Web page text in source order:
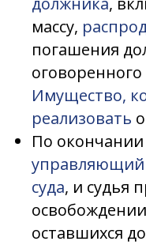
массу,
погашения
Имущество,
реализовать
По
управляющий
суда, и судья
оставшихся